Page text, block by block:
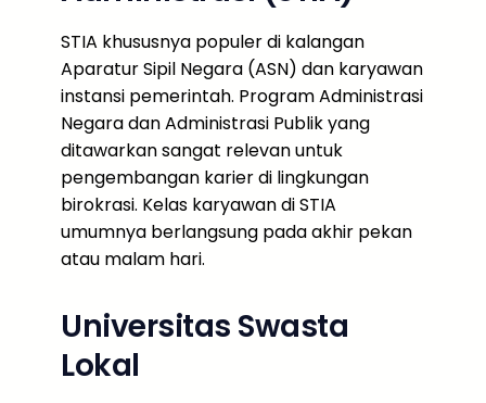
STIA khususnya populer di kalangan
Aparatur Sipil Negara (ASN) dan karyawan
instansi pemerintah. Program Administrasi
Negara dan Administrasi Publik yang
ditawarkan sangat relevan untuk
pengembangan karier di lingkungan
birokrasi. Kelas karyawan di STIA
umumnya berlangsung pada akhir pekan
atau malam hari.
Universitas Swasta
Lokal